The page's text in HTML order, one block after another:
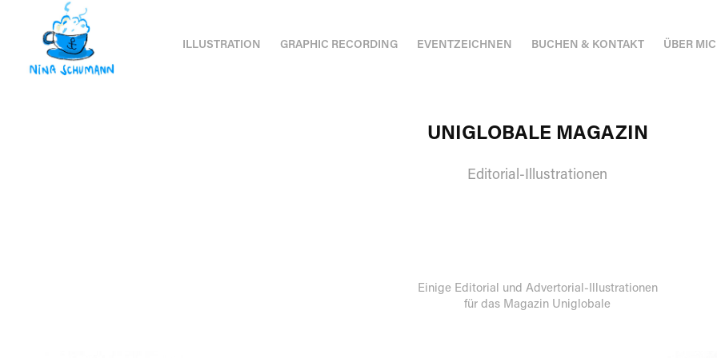
ILLUSTRATION GRAPHIC RECORDING EVENTZEICHNEN BUCHEN & KONTAKT ÜBER
UNIGLOBALE MAGAZIN
Editorial-Illustrationen
Einige Editorial und Advertorial-Illustrationen
für das Magazin Uniglobale